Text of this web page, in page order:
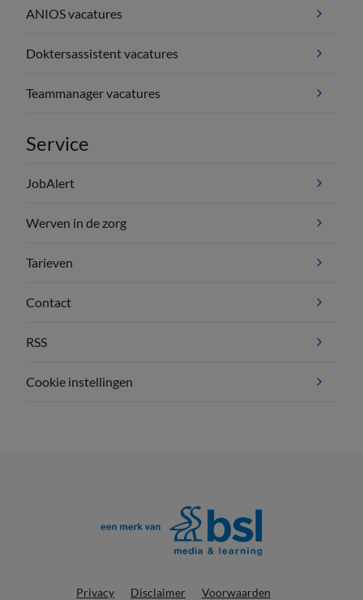
ANIOS vacatures
Doktersassistent vacatures
Teammanager vacatures
Service
JobAlert
Werven in de zorg
Tarieven
Contact
RSS
Cookie instellingen
Privacy Disclaimer Voorwaarden